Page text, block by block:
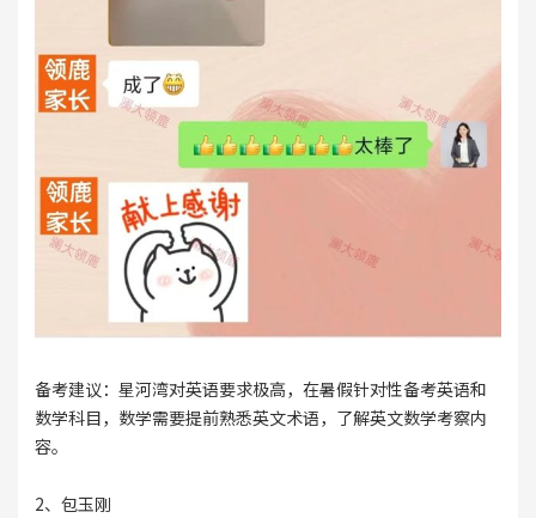
备考建议：星河湾对英语要求极高，在暑假针对性备考英语和
数学科目，数学需要提前熟悉英文术语，了解英文数学考察内
容。
2、包玉刚